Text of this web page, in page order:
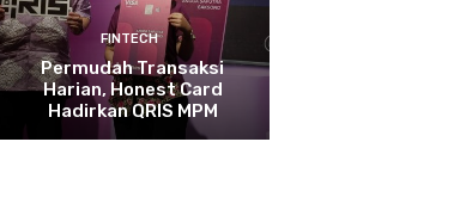
FINTECH
Permudah Transaksi
Harian, Honest Card
Hadirkan QRIS MPM